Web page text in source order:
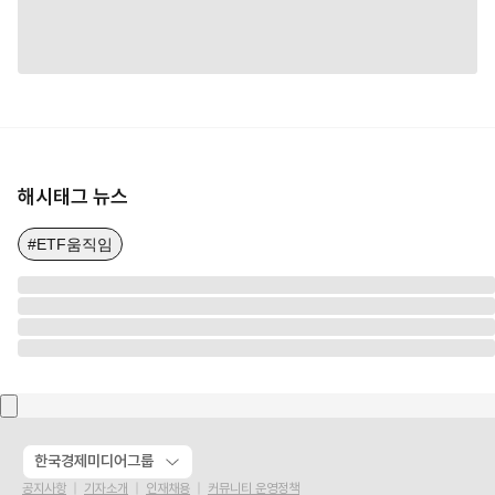
해시태그 뉴스
#ETF움직임
한국경제미디어그룹
공지사항 기자소개 인재채용 커뮤니티 운영정책